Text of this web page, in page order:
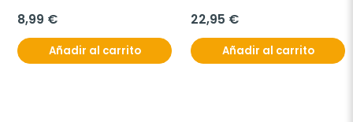
8,99 €
Añadir al carrito
22,95 €
Añadir al carrito